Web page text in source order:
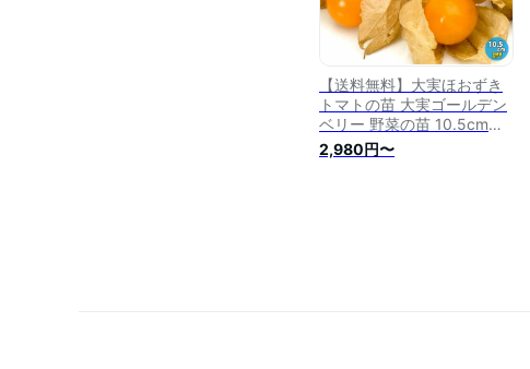
【送料無料】大実ほおずき
トマトの苗 大実ゴールデン
ベリー 野菜の苗 10.5cmポ
ット 自根苗 ほおずき トマ
ト苗 とまと苗 ミニトマト苗
2,980円〜